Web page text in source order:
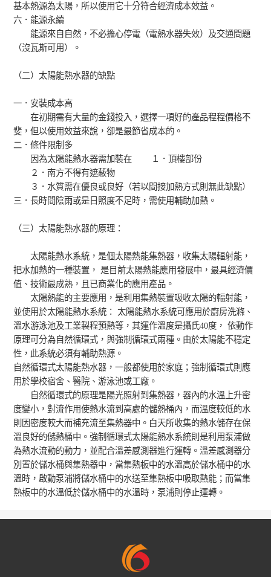
基本熱源為太陽，所以使用它十分符合經濟成本效益。
六．能源永續
能源來自自然，不必擔心停電（電熱水器失效）及交通問題
（沒瓦斯可用）。
（二）太陽能熱水器的缺點
一．安裝成本高
在初期需有大量的金錢投入，選擇一項好的產品程程價格不
斐，但以使用效益來說，卻是最節省成本的。
二．條件限制多
因為太陽能熱水器需加裝在 １．頂樓部份
２．南方不得有遮蔽物
３．水質需在優良或良好（若以間接加熱方式則無此缺點）
三．長時間陰雨或是日照度不足時，需使用輔助加熱。
（三）太陽能熱水器的原理：
太陽能熱水系統，是個太陽熱能集熱器，收集太陽輻射能，
把水加熱的一種裝置， 是目前太陽熱能應用發展中，最具經濟價
值、技術最成熟，且已商業化的應用產品。
太陽熱能的主要應用，是利用集熱裝置吸收太陽的輻射能，
並使用於太陽能熱水系統： 太陽能熱水系統可應用於廚房洗滌、
溫水游泳池及工業製程預熱等，其運作溫度是攝氏40度， 依動作
原理可分為自然循環式，與強制循環式兩種。由於太陽能不穩定
性，此系統必須有輔助熱源。
自然循環式太陽能熱水器，一般都使用於家庭；強制循環式則應
用於學校宿舍、醫院、游泳池或工廠。
自然循環式的原理是陽光照射到集熱器，器內的水溫上升密
度變小，對流作用使熱水流到高處的儲熱桶內，而溫度較低的水
則因密度較大而補充流至集熱器中。白天所收集的熱水儲存在保
溫良好的儲熱桶中。強制循環式太陽能熱水系統則是利用泵浦做
為熱水流動的動力，並配合溫差感測器進行運轉。溫差感測器分
別置於儲水桶與集熱器中，當集熱板中的水溫高於儲水桶中的水
溫時，啟動泵浦將儲水桶中的水送至集熱板中吸取熱能；而當集
熱板中的水溫低於儲水桶中的水溫時，泵浦則停止運轉。